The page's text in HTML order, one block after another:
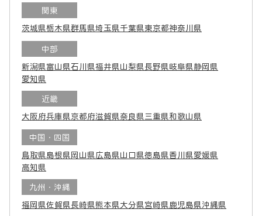
関東
茨城県栃木県群馬県埼玉県千葉県東京都神奈川県
中部
新潟県富山県石川県福井県山梨県長野県岐阜県静岡県
愛知県
近畿
大阪府兵庫県京都府滋賀県奈良県 三重県和歌山県
中国・四国
鳥取県島根県 岡山県広島県山口県徳島県香川県愛媛県
高知県
九州・沖縄
福岡県佐賀県長崎県熊本県大分県宮崎県鹿児島県沖縄県